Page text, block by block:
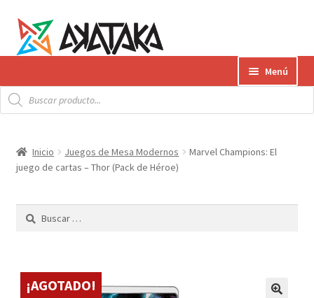
la
navegación
contenido
Menú
Productos
el
hijo
Envíos
AKATAKA BOOKS
Búsqueda
de
productos
Inicio Juegos de Mesa Modernos
Marvel Champions: El
juego de cartas – Thor (Pack de Héroe)
¡AGOTADO!
Buscar: